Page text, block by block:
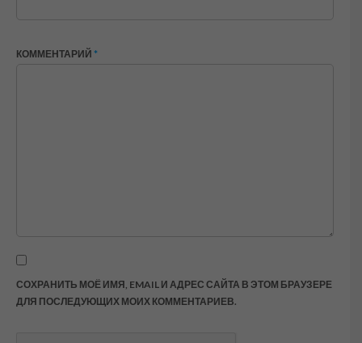
КОММЕНТАРИЙ *
СОХРАНИТЬ МОЁ ИМЯ, EMAIL И АДРЕС САЙТА В ЭТОМ БРАУЗЕРЕ
ДЛЯ ПОСЛЕДУЮЩИХ МОИХ КОММЕНТАРИЕВ.